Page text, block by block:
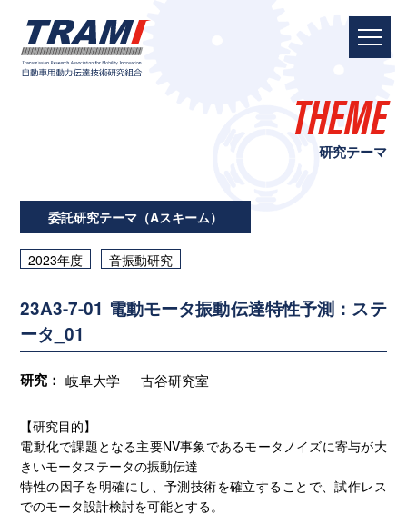
THEME
研究テーマ
委託研究テーマ（Aスキーム）
2023年度 音振動研究
23A3-7-01 電動モータ振動伝達特性予測：ステ
ータ_01
研究： 岐阜大学 古谷研究室
【研究目的】
電動化で課題となる主要NV事象であるモータノイズに寄与が大
きいモータステータの振動伝達
特性の因子を明確にし、予測技術を確立することで、試作レス
でのモータ設計検討を可能とする。